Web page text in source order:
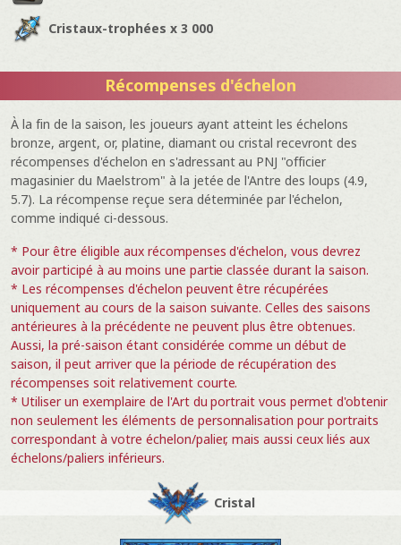
Cristaux-trophées x 3 000
Récompenses d'échelon
À la fin de la saison, les joueurs ayant atteint les échelons
bronze, argent, or, platine, diamant ou cristal recevront des
récompenses d'échelon en s'adressant au PNJ "officier
magasinier du Maelstrom" à la jetée de l'Antre des loups (4.9,
5.7). La récompense reçue sera déterminée par l'échelon,
comme indiqué ci-dessous.
* Pour être éligible aux récompenses d'échelon, vous devrez
avoir participé à au moins une partie classée durant la saison.
* Les récompenses d'échelon peuvent être récupérées
uniquement au cours de la saison suivante. Celles des saisons
antérieures à la précédente ne peuvent plus être obtenues.
Aussi, la pré-saison étant considérée comme un début de
saison, il peut arriver que la période de récupération des
récompenses soit relativement courte.
* Utiliser un exemplaire de l'Art du portrait vous permet d'obtenir
non seulement les éléments de personnalisation pour portraits
correspondant à votre échelon/palier, mais aussi ceux liés aux
échelons/paliers inférieurs.
Cristal